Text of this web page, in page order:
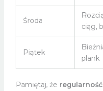
Środa
ciąg,
Piątek
plank
Pamiętaj, że regularność